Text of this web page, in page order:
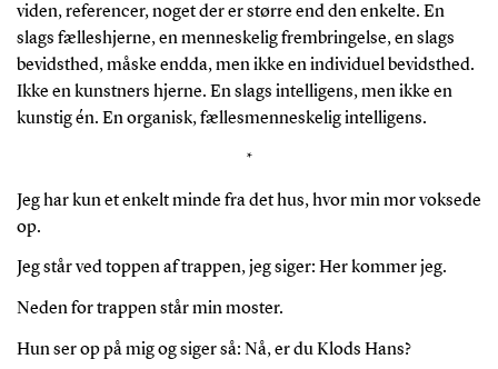
viden, referencer, noget der er større end den enkelte. En
slags fælleshjerne, en menneskelig frembringelse, en slags
bevidsthed, måske endda, men ikke en individuel bevidsthed.
Ikke en kunstners hjerne. En slags intelligens, men ikke en
kunstig én. En organisk, fællesmenneskelig intelligens.
*
Jeg har kun et enkelt minde fra det hus, hvor min mor voksede
op.
Jeg står ved toppen af trappen, jeg siger: Her kommer jeg.
Neden for trappen står min moster.
Hun ser op på mig og siger så: Nå, er du Klods Hans?